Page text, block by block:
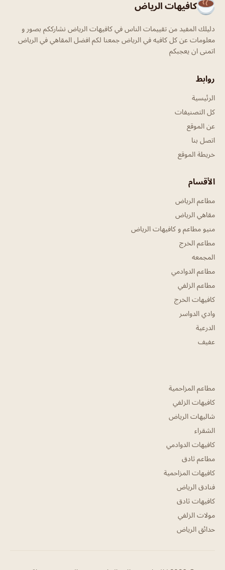
كافيهات الرياض
دليلك المفيد من تقييمات الناس في كافيهات الرياض نشارككم بصور و
معلومات عن كل كافيه في الرياض جمعنا لكم افضل المقاهي في الرياض
اتمنى ان يعجبكم
روابط
الرئيسية
كل التصنيفات
عن الموقع
اتصل بنا
خريطة الموقع
الأقسام
مطاعم الرياض
مقاهي الرياض
منيو مطاعم و كافيهات الرياض
مطاعم الخرج
المجمعه
مطاعم الدوادمي
مطاعم الزلفي
كافيهات الخرج
وادي الدواسر
الدرعية
عفيف
مطاعم المزاحمية
كافيهات الزلفي
شاليهات الرياض
الشقراء
كافيهات الدوادمي
مطاعم ثادق
كافيهات المزاحمية
فنادق الرياض
كافيهات ثادق
مولات الزلفي
حدائق الرياض